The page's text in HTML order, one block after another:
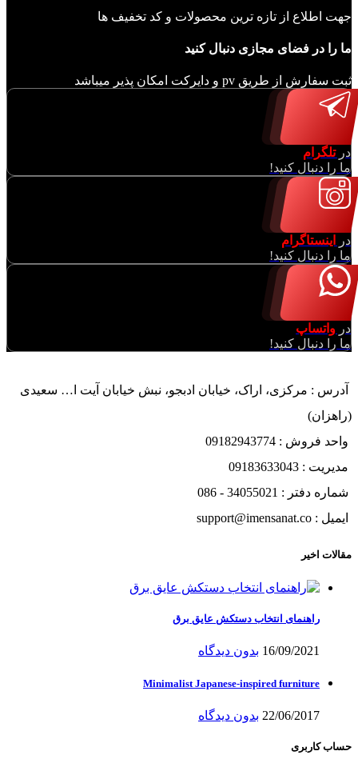
جهت اطلاع از تازه ترین محصولات و کد تخفیف ها
ما را در فضای مجازی دنبال کنید
ثبت سفارش از طریق pv و دایرکت امکان پذیر میباشد
درتلگرام
ما را دنبال کنید!
در
اینستاگرام
ما را دنبال کنید!
در واتساپ
ما را دنبال کنید!
آدرس : مرکزی، اراک، خیابان ادبجو، نبش خیابان آیت ا… سعیدی
(راهزان)
واحد فروش : 09182943774
مدیریت : 09183633043
شماره دفتر : 34055021 - 086
ایمیل : support@imensanat.co
مقالات اخیر
راهنمای انتخاب دستکش عایق برق
16/09/2021 بدون دیدگاه
Minimalist Japanese-inspired furniture
22/06/2017 بدون دیدگاه
حساب کاربری